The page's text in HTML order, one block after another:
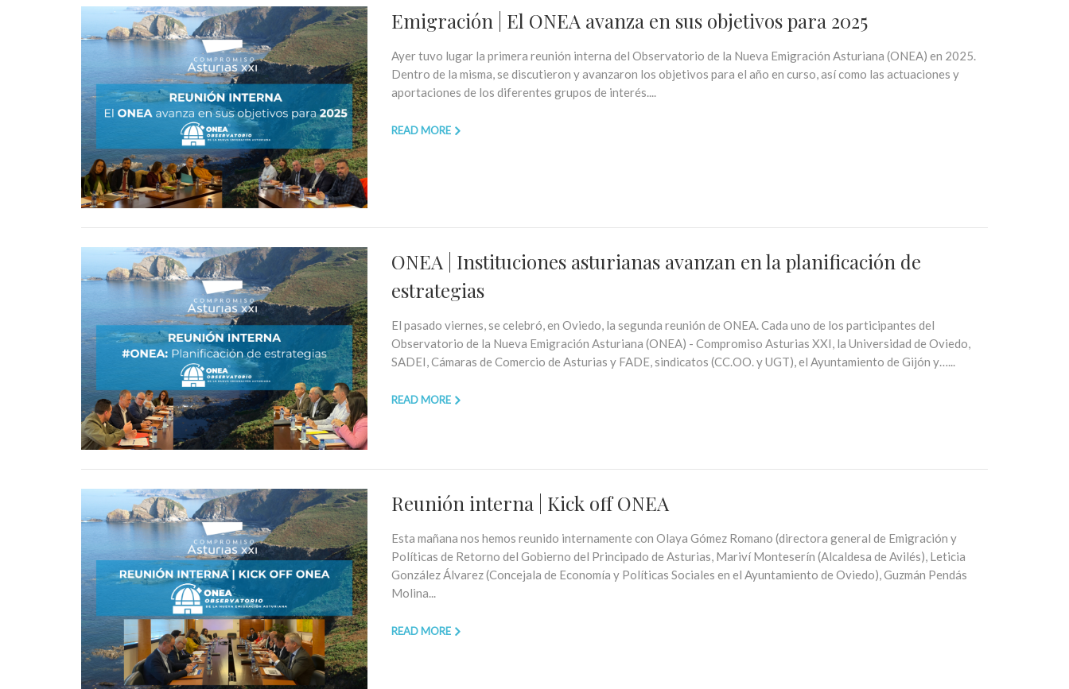
Emigración | El ONEA avanza en sus objetivos para 2025
Ayer tuvo lugar la primera reunión interna del Observatorio de la Nueva Emigración Asturiana (ONEA) en 2025.
Dentro de la misma, se discutieron y avanzaron los objetivos para el año en curso, así como las actuaciones y
aportaciones de los diferentes grupos de interés....
READ MORE
ONEA | Instituciones asturianas avanzan en la planificación de
estrategias
El pasado viernes, se celebró, en Oviedo, la segunda reunión de ONEA. Cada uno de los participantes del
Observatorio de la Nueva Emigración Asturiana (ONEA) - Compromiso Asturias XXI, la Universidad de Oviedo,
SADEI, Cámaras de Comercio de Asturias y FADE, sindicatos (CC.OO. y UGT), el Ayuntamiento de Gijón y…...
READ MORE
Reunión interna | Kick off ONEA
Esta mañana nos hemos reunido internamente con Olaya Gómez Romano (directora general de Emigración y
Políticas de Retorno del Gobierno del Principado de Asturias, Mariví Monteserín (Alcaldesa de Avilés), Leticia
González Álvarez (Concejala de Economía y Políticas Sociales en el Ayuntamiento de Oviedo), Guzmán Pendás
Molina...
READ MORE